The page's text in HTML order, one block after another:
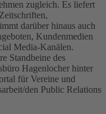
zugleich. Es liefert
darüber hinaus auch
Kundenmedien
Media-Kanälen.
Standbeine des
Hagenlocher hinter
für Vereine und
den Public Relations